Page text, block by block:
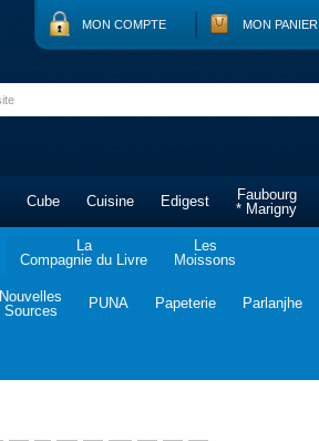
MON COMPTE MON PANIER
Cube Cuisine Edigest
Faubourg
* Marigny
La
Compagnie du Livre
Les
Moissons
Nouvelles
Sources
PUNA Papeterie Parlanjhe